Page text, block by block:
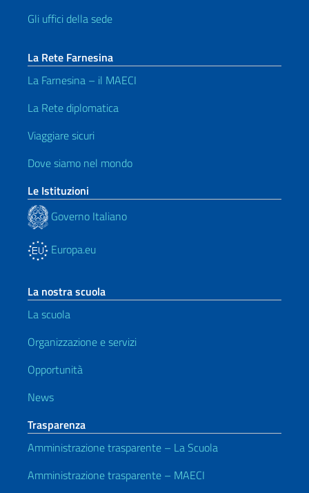
Gli uffici della sede
La Rete Farnesina
La Farnesina – il MAECI
La Rete diplomatica
Viaggiare sicuri
Dove siamo nel mondo
Le Istituzioni
Governo Italiano
Europa.eu
La nostra scuola
La scuola
Organizzazione e servizi
Opportunità
News
Trasparenza
Amministrazione trasparente – La Scuola
Amministrazione trasparente – MAECI